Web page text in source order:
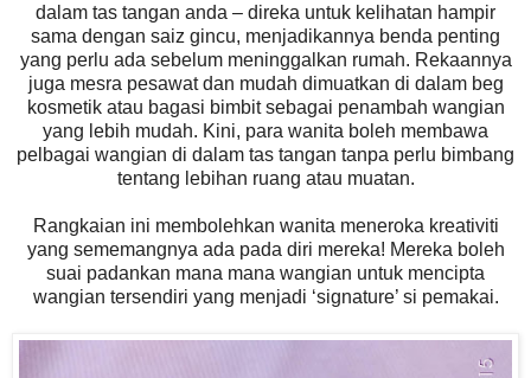
dalam tas tangan anda – direka untuk kelihatan hampir
sama dengan saiz gincu, menjadikannya benda penting
yang perlu ada sebelum meninggalkan rumah. Rekaannya
juga mesra pesawat dan mudah dimuatkan di dalam beg
kosmetik atau bagasi bimbit sebagai penambah wangian
yang lebih mudah. Kini, para wanita boleh membawa
pelbagai wangian di dalam tas tangan tanpa perlu bimbang
tentang lebihan ruang atau muatan.
Rangkaian ini membolehkan wanita meneroka kreativiti
yang sememangnya ada pada diri mereka! Mereka boleh
suai padankan mana mana wangian untuk mencipta
wangian tersendiri yang menjadi ‘signature’ si pemakai.